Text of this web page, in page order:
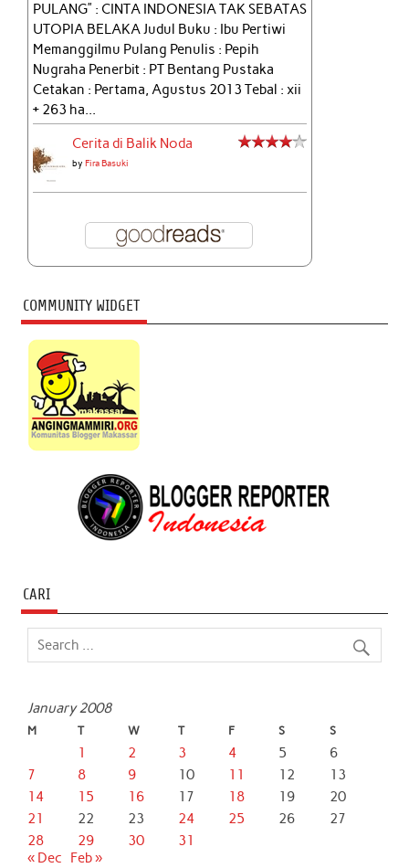
PULANG” : CINTA INDONESIA TAK SEBATAS
UTOPIA BELAKA Judul Buku : Ibu Pertiwi
Memanggilmu Pulang Penulis : Pepih
Nugraha Penerbit : PT Bentang Pustaka
Cetakan : Pertama, Agustus 2013 Tebal : xii
+ 263 ha...
Cerita di Balik Noda
byFira Basuki
COMMUNITY WIDGET
CARI
January 2008
M T W T F S S
1 2 3 4 5
6
7
8 9 10 11 12
13
14
15 16 17 18 19
20
21
22 23 24 25 26
27
28
29 30
31
« Dec
Feb »